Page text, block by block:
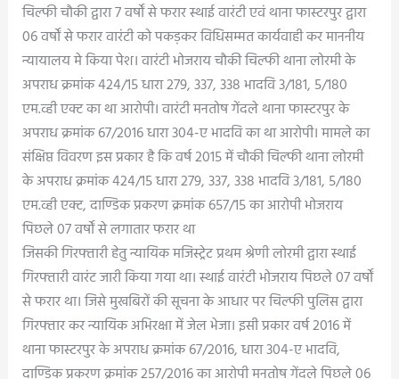
चिल्फी चौकी द्वारा 7 वर्षों से फरार स्थाई वारंटी एवं थाना फास्टरपुर द्वारा
06 वर्षों से फरार वारंटी को पकड़कर विधिसम्मत कार्यवाही कर माननीय
न्यायालय मे किया पेश। वारंटी भोजराय चौकी चिल्फी थाना लोरमी के
अपराध क्रमांक 424/15 धारा 279, 337, 338 भादवि 3/181, 5/180
एम.व्ही एक्ट का था आरोपी। वारंटी मनतोष गेंदले थाना फास्टरपुर के
अपराध क्रमांक 67/2016 धारा 304-ए भादवि का था आरोपी। मामले का
संक्षिप्त विवरण इस प्रकार है कि वर्ष 2015 में चौकी चिल्फी थाना लोरमी
के अपराध क्रमांक 424/15 धारा 279, 337, 338 भादवि 3/181, 5/180
एम.व्ही एक्ट, दाण्डिक प्रकरण क्रमांक 657/15 का आरोपी भोजराय
पिछले 07 वर्षों से लगातार फरार था
जिसकी गिरफ्तारी हेतु न्यायिक मजिस्ट्रेट प्रथम श्रेणी लोरमी द्वारा स्थाई
गिरफ्तारी वारंट जारी किया गया था। स्थाई वारंटी भोजराय पिछले 07 वर्षों
से फरार था। जिसे मुखबिरों की सूचना के आधार पर चिल्फी पुलिस द्वारा
गिरफ्तार कर न्यायिक अभिरक्षा में जेल भेजा। इसी प्रकार वर्ष 2016 में
थाना फास्टरपुर के अपराध क्रमांक 67/2016, धारा 304-ए भादवि,
दाण्डिक प्रकरण क्रमांक 257/2016 का आरोपी मनतोष गेंदले पिछले 06